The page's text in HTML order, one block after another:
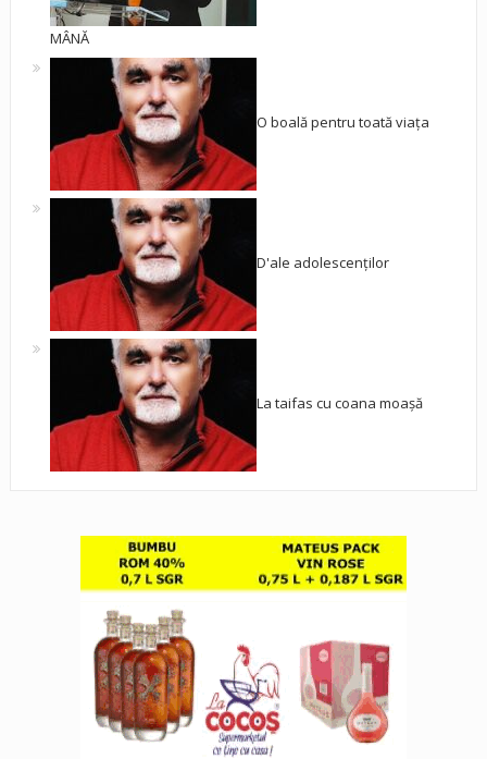
MÂNĂ
O boală pentru toată viața
D'ale adolescenților
La taifas cu coana moașă